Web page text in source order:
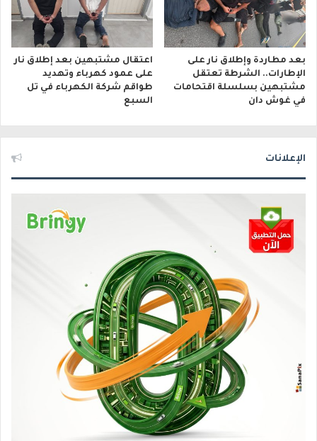
بعد مطاردة وإطلاق نار على
الإطارات.. الشرطة تعتقل
مشتبهين بسلسلة اقتحامات
في غوش دان
اعتقال مشتبهين بعد إطلاق نار
على عمود كهرباء وتهديد
طواقم شركة الكهرباء في تل
السبع
الإعلانات